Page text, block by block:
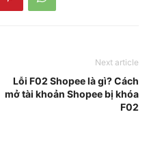
Next article
Lỗi F02 Shopee là gì? Cách
mở tài khoản Shopee bị khóa
F02